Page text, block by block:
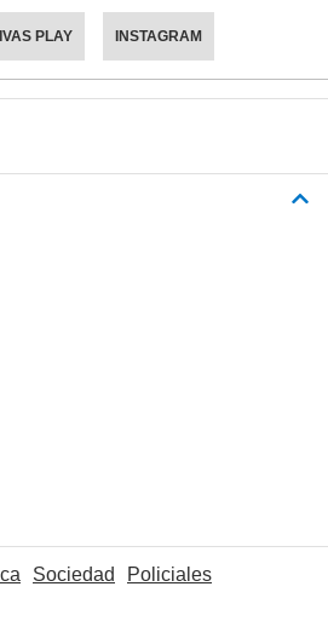
PLAY INSTAGRAM
Sociedad
Policiales